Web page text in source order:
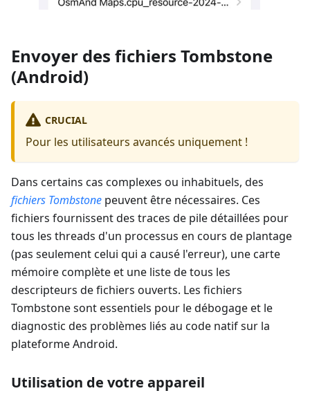
Envoyer des fichiers Tombstone
(Android)
CRUCIAL
Pour les utilisateurs avancés uniquement !
Dans certains cas complexes ou inhabituels, des
fichiers Tombstone peuvent être nécessaires. Ces
fichiers fournissent des traces de pile détaillées pour
tous les threads d'un processus en cours de plantage
(pas seulement celui qui a causé l'erreur), une carte
mémoire complète et une liste de tous les
descripteurs de fichiers ouverts. Les fichiers
Tombstone sont essentiels pour le débogage et le
diagnostic des problèmes liés au code natif sur la
plateforme Android.
Utilisation de votre appareil